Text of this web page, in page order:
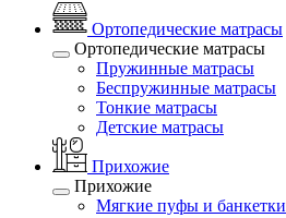
Ортопедические матрасы
Ортопедические матрасы
Пружинные матрасы
Беспружинные матрасы
Тонкие матрасы
Детские матрасы
Прихожие
Прихожие
Мягкие пуфы и банкетки